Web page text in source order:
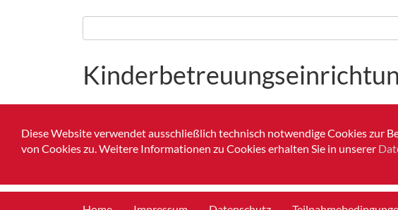
Diese Website verwendet ausschließlich technisch notwendige Cookies zur
von Cookies zu. Weitere Informationen zu Cookies erhalten Sie in unserer